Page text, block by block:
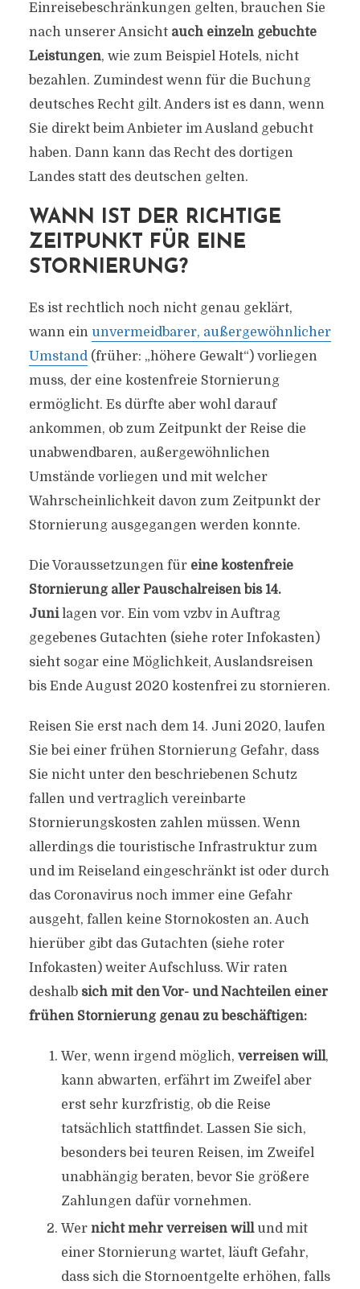
Einreisebeschränkungen gelten, brauchen Sie
nach unserer Ansicht auch einzeln gebuchte
Leistungen, wie zum Beispiel Hotels, nicht
bezahlen. Zumindest wenn für die Buchung
deutsches Recht gilt. Anders ist es dann, wenn
Sie direkt beim Anbieter im Ausland gebucht
haben. Dann kann das Recht des dortigen
Landes statt des deutschen gelten.
WANN IST DER RICHTIGE
ZEITPUNKT FÜR EINE
STORNIERUNG?
Es ist rechtlich noch nicht genau geklärt,
wann ein unvermeidbarer, außergewöhnlicher
Umstand(früher: „höhere Gewalt“) vorliegen
muss, der eine kostenfreie Stornierung
ermöglicht. Es dürfte aber wohl darauf
ankommen, ob zum Zeitpunkt der Reise die
unabwendbaren, außergewöhnlichen
Umstände vorliegen und mit welcher
Wahrscheinlichkeit davon zum Zeitpunkt der
Stornierung ausgegangen werden konnte.
Die Voraussetzungen für eine kostenfreie
Stornierung aller Pauschalreisen bis 14.
Junilagen vor. Ein vom vzbv in Auftrag
gegebenes Gutachten (siehe roter Infokasten)
sieht sogar eine Möglichkeit, Auslandsreisen
bis Ende August 2020 kostenfrei zu stornieren.
Reisen Sie erst nach dem 14. Juni 2020, laufen
Sie bei einer frühen Stornierung Gefahr, dass
Sie nicht unter den beschriebenen Schutz
fallen und vertraglich vereinbarte
Stornierungskosten zahlen müssen. Wenn
allerdings die touristische Infrastruktur zum
und im Reiseland eingeschränkt ist oder durch
das Coronavirus noch immer eine Gefahr
ausgeht, fallen keine Stornokosten an. Auch
hierüber gibt das Gutachten (siehe roter
Infokasten) weiter Aufschluss. Wir raten
deshalb sich mit den Vor- und Nachteilen einer
frühen Stornierung genau zu beschäftigen:
Wer, wenn irgend möglich, verreisen will,
kann abwarten, erfährt im Zweifel aber
erst sehr kurzfristig, ob die Reise
tatsächlich stattfindet. Lassen Sie sich,
besonders bei teuren Reisen, im Zweifel
unabhängig beraten, bevor Sie größere
Zahlungen dafür vornehmen.
Wer nicht mehr verreisen willund mit
einer Stornierung wartet, läuft Gefahr,
dass sich die Stornoentgelte erhöhen, falls